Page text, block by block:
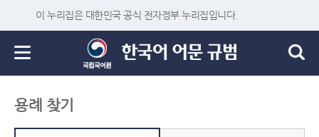
이 누리집은 대한민국 공식 전자정부 누리집입니다.
용례 찾기